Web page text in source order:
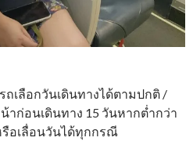
ถเลือกวันเดินทางได้ตามปกติ /
าก่อนเดินทาง 15 วันหากต่ำกว่า
รือเลื่อนวันได้ทุกกรณี